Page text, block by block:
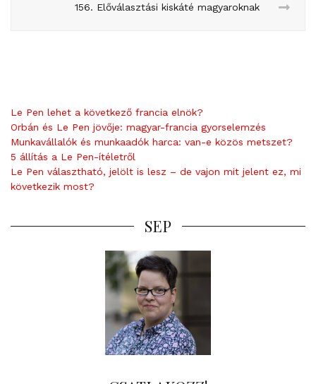
156. Előválasztási kiskáté magyaroknak
Le Pen lehet a következő francia elnök?
Orbán és Le Pen jövője: magyar-francia gyorselemzés
Munkavállalók és munkaadók harca: van-e közös metszet?
5 állítás a Le Pen-ítéletről
Le Pen választható, jelölt is lesz – de vajon mit jelent ez, mi
következik most?
SEP